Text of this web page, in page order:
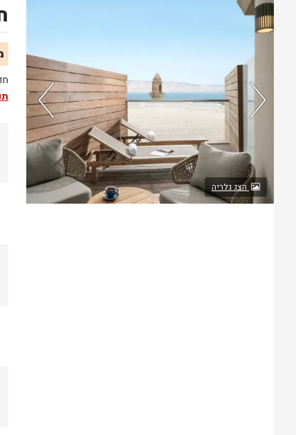
נותרו 5 חדרים אחרונים בממשק!
הצג גלריה